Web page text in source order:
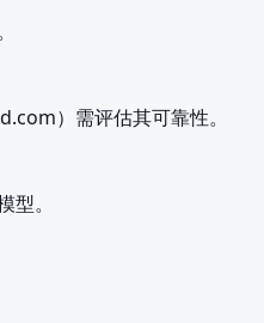
）需评估其可靠性。
。